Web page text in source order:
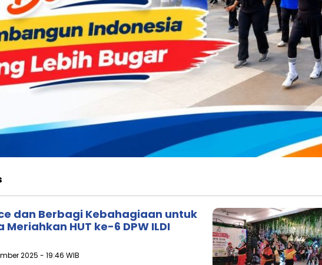
dan Berbagi Kebahagiaan untuk
HUT ke-6 DPW ILDI
2025 - 19:46 WIB